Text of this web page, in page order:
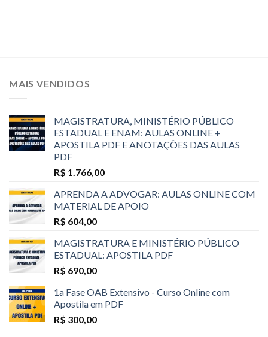
MAIS VENDIDOS
MAGISTRATURA, MINISTÉRIO PÚBLICO
ESTADUAL E ENAM: AULAS ONLINE +
APOSTILA PDF E ANOTAÇÕES DAS AULAS
PDF
R$ 1.766,00
APRENDA A ADVOGAR: AULAS ONLINE COM
MATERIAL DE APOIO
R$ 604,00
MAGISTRATURA E MINISTÉRIO PÚBLICO
ESTADUAL: APOSTILA PDF
R$ 690,00
1a Fase OAB Extensivo - Curso Online com
Apostila em PDF
R$ 300,00